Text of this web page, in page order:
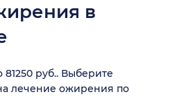
в
руб.. Выберите
лечение ожирения по